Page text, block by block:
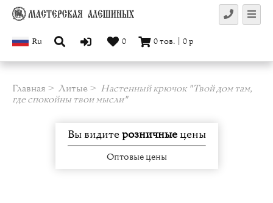
Ru 0 0тов. 0р
Главная Литые
Настенный крючок "Твой дом там,
где спокойны твои мысли"
Вы видитерозничныецены
Оптовые цены